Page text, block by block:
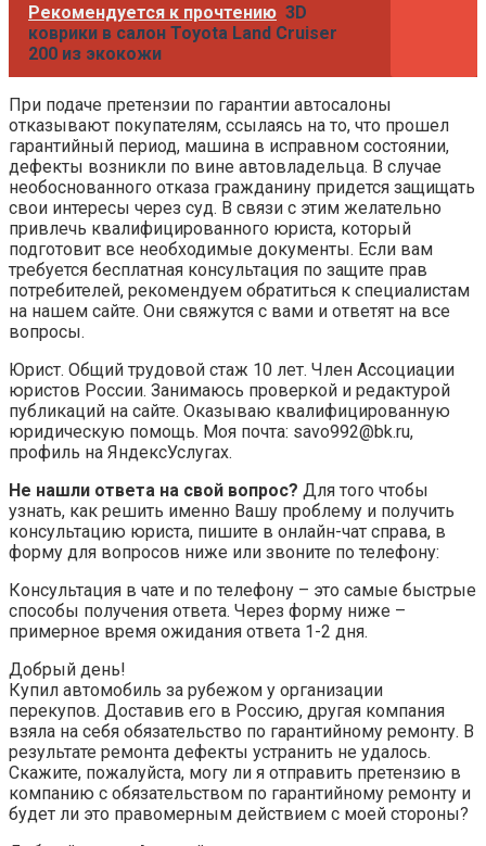
Рекомендуется к прочтению 3D
коврики в салон Toyota Land Cruiser
200 из экокожи
При подаче претензии по гарантии автосалоны
отказывают покупателям, ссылаясь на то, что прошел
гарантийный период, машина в исправном состоянии,
дефекты возникли по вине автовладельца. В случае
необоснованного отказа гражданину придется защищать
свои интересы через суд. В связи с этим желательно
привлечь квалифицированного юриста, который
подготовит все необходимые документы. Если вам
требуется бесплатная консультация по защите прав
потребителей, рекомендуем обратиться к специалистам
на нашем сайте. Они свяжутся с вами и ответят на все
вопросы.
Юрист. Общий трудовой стаж 10 лет. Член Ассоциации
юристов России. Занимаюсь проверкой и редактурой
публикаций на сайте. Оказываю квалифицированную
юридическую помощь. Моя почта: savo992@bk.ru,
профиль на ЯндексУслугах.
Не нашли ответа на свой вопрос? Для того чтобы
узнать, как решить именно Вашу проблему и получить
консультацию юриста, пишите в онлайн-чат справа, в
форму для вопросов ниже или звоните по телефону:
Консультация в чате и по телефону – это самые быстрые
способы получения ответа. Через форму ниже –
примерное время ожидания ответа 1-2 дня.
Добрый день!
Купил автомобиль за рубежом у организации
перекупов. Доставив его в Россию, другая компания
взяла на себя обязательство по гарантийному ремонту. В
результате ремонта дефекты устранить не удалось.
Скажите, пожалуйста, могу ли я отправить претензию в
компанию с обязательством по гарантийному ремонту и
будет ли это правомерным действием с моей стороны?